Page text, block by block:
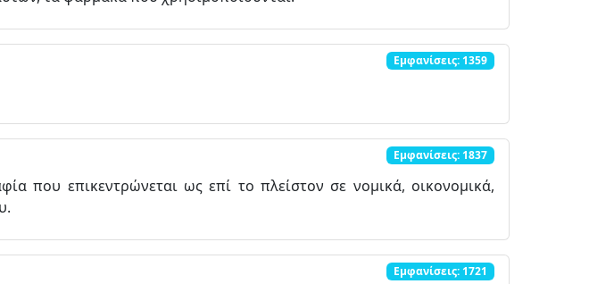
Εμφανίσεις: 1359
Εμφανίσεις: 1837
που επικεντρώνεται ως επί το πλείστον σε νομικά, οικονομικά,
Εμφανίσεις: 1721